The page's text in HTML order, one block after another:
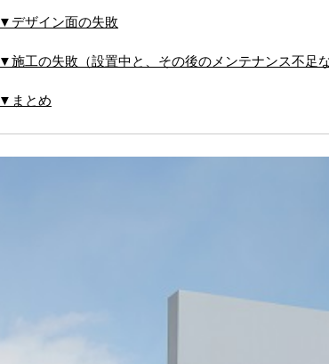
▼デザイン面の失敗
▼施工の失敗（設置中と、その後のメンテナンス不足な
▼まとめ